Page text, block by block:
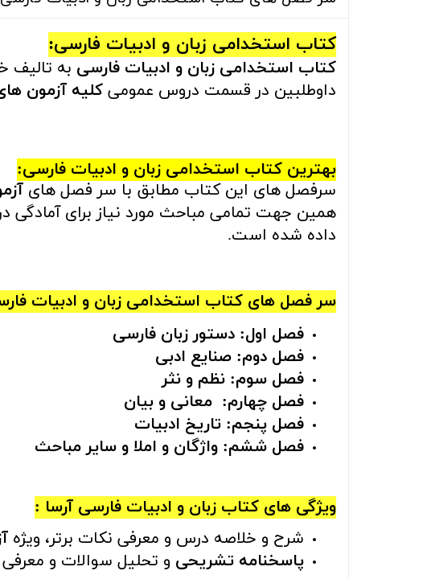
کتاب استخدامی زبان و ادبیات فارسی:
کتاب استخدامی زبان و ادبیات فارسی به تالیف
داوطلبین در قسمت دروس عمومی کلیه آزمون
بهترین کتاب استخدامی زبان و ادبیات فارسی:
سرفصل های این کتاب مطابق با سر فصل های
همین جهت تمامی مباحث مورد نیاز برای آمادگی
داده شده است.
سر فصل های کتاب‌ استخدامی زبان و ادبیات
فصل اول: دستور زبان فارسی
فصل دوم: صنایع ادبی
فصل سوم: نظم و نثر
فصل چهارم: معانی و بیان
فصل پنجم: تاریخ ادبیات
فصل ششم: واژگان و املا و سایر مباحث
ویژگی های کتاب زبان و ادبیات فارسی آرسا :
شرح و خلاصه درس و معرفی نکات برتر، ویژه
پاسخنامه تشریحی و تحلیل سوالات و معرفی